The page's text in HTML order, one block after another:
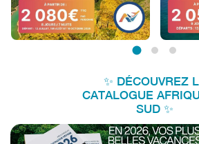
✨ DÉCOUVREZ
CATALOGUE
SUD ✨